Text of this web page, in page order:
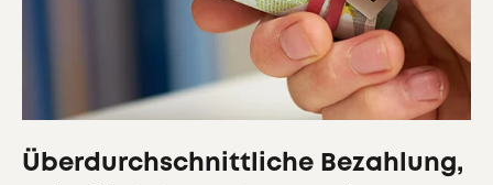
Überdurchschnittliche Bezahlung,